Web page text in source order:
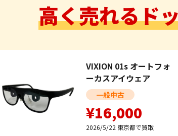
高く売れるド
VIXION 01s オートフォ
ーカスアイウェア
一般中古
¥16,000
2026/5/22 東京都で買取